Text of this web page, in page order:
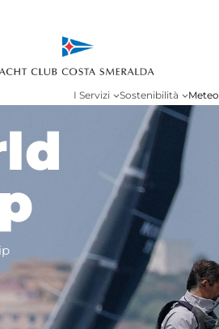
I Servizi Sostenibilità Meteo